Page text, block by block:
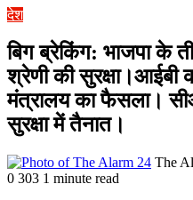
देश
बिग ब्रेकिंग: भाजपा के
श्रेणी की सुरक्षा।आईबी
मंत्रालय का फैसला।
सुरक्षा में तैनात।
The
0 303 1 minute read